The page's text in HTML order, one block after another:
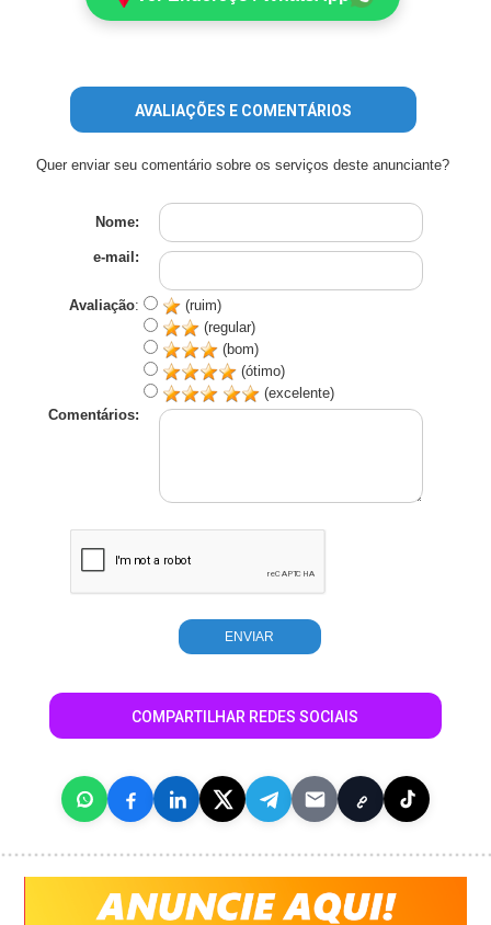
AVALIAÇÕES E COMENTÁRIOS
Quer enviar seu comentário sobre os serviços deste anunciante?
Nome:
e-mail:
Avaliação:
(ruim)
(regular)
(bom)
(ótimo)
(excelente)
Comentários:
COMPARTILHAR REDES SOCIAIS